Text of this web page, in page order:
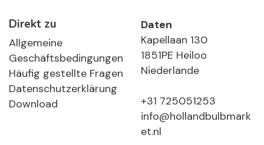
Direkt zu
Allgemeine
Geschäftsbedingungen
Häufig gestellte Fragen
Datenschutzerklärung
Download
Daten
Kapellaan 130
1851PE Heiloo
Niederlande
+31 725051253
info@hollandbulbmark
et.nl